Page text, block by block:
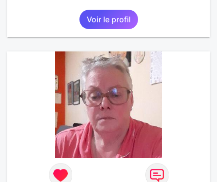
Voir le profil